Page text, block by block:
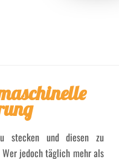
stecken und diesen zu
jedoch täglich mehr als